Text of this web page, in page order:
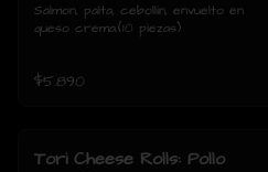
queso crema.
Salmon, palta, cebollín, envuelto en
queso crema.(10 piezas)
$5.890
Tori Cheese Rolls: Pollo